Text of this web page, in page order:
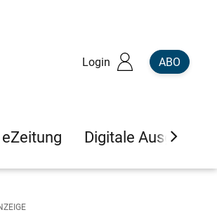
Login ABO
eZeitung Digitale Ausgaben